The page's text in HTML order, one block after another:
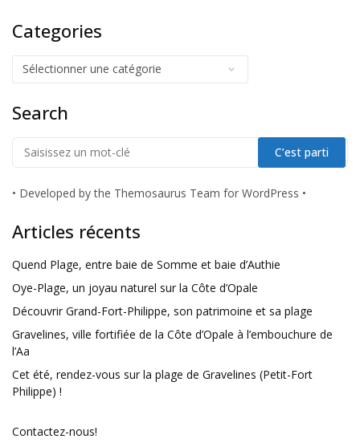
Categories
Search
• Developed by the Themosaurus Team for WordPress •
Articles récents
Quend Plage, entre baie de Somme et baie d’Authie
Oye-Plage, un joyau naturel sur la Côte d’Opale
Découvrir Grand-Fort-Philippe, son patrimoine et sa plage
Gravelines, ville fortifiée de la Côte d’Opale à l’embouchure de
l’Aa
Cet été, rendez-vous sur la plage de Gravelines (Petit-Fort
Philippe) !
Contactez-nous!